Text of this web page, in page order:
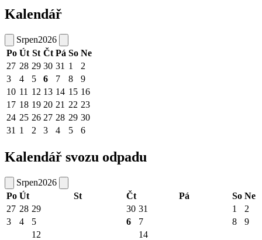
Kalendář
Srpen2026
Po Út St Čt Pá So Ne
27 28 29 30 31 1
2
3
4 5 6 7 8
9
10 11 12 13 14 15 16
17 18 19 20 21 22 23
24 25 26 27 28 29 30
31 1 2 3 4 5 6
Kalendář svozu odpadu
Srpen2026
Po Út St Čt Pá So Ne
27 28 29 30 31 1
2
3
4 5 6 7 8
9
12
14